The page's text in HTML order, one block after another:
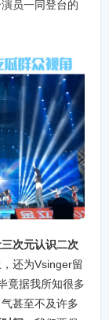
员一同登台的
次元认识二次
还为Vsinger留
竟据我所知很多
甚至不及许多